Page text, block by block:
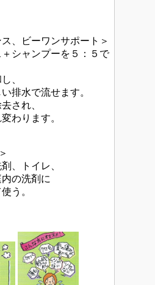
、ビーワンサポート＞
シャンプーを５：５で
、
排水で流せます。
され、
わります。
、トイレ、
の洗剤に
う。